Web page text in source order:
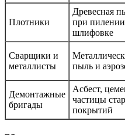
Плотники
Древесная
при
шлифовке
Сварщики и
металлисты
пыль и
Демонтажные
бригады
Асбест,
частицы
покрытий